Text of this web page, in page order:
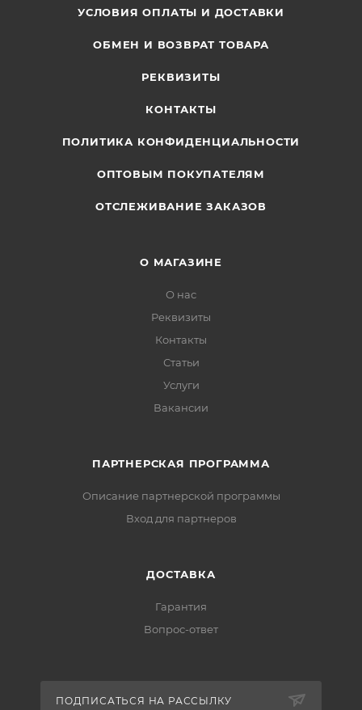
УСЛОВИЯ ОПЛАТЫ И ДОСТАВКИ
ОБМЕН И ВОЗВРАТ ТОВАРА
РЕКВИЗИТЫ
КОНТАКТЫ
ПОЛИТИКА КОНФИДЕНЦИАЛЬНОСТИ
ОПТОВЫМ ПОКУПАТЕЛЯМ
ОТСЛЕЖИВАНИЕ ЗАКАЗОВ
О МАГАЗИНЕ
О нас
Реквизиты
Контакты
Статьи
Услуги
Вакансии
ПАРТНЕРСКАЯ ПРОГРАММА
Описание партнерской программы
Вход для партнеров
ДОСТАВКА
Гарантия
Вопрос-ответ
ПОДПИСАТЬСЯ НА РАССЫЛКУ